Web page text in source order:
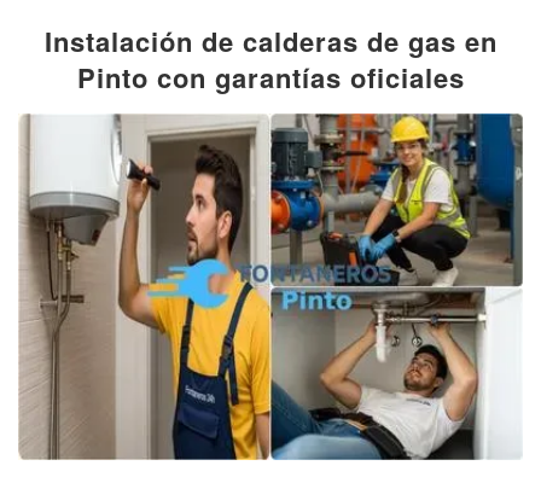
Instalación de calderas de gas en
Pinto con garantías oficiales